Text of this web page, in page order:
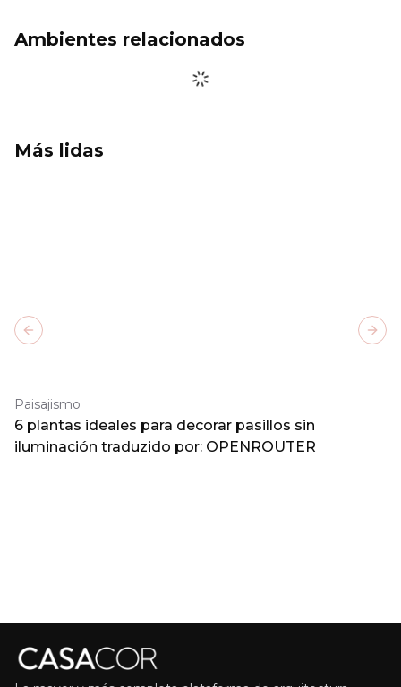
Ambientes relacionados
Más lidas
Paisajismo
6 plantas ideales para decorar pasillos sin
iluminación traduzido por: OPENROUTER
Previous slide